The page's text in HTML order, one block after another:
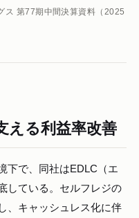
ス 第77期中間決算資料（2025
える利益率改善
下で、同社はEDLC（エ
している。セルフレジの
、キャッシュレス化に伴